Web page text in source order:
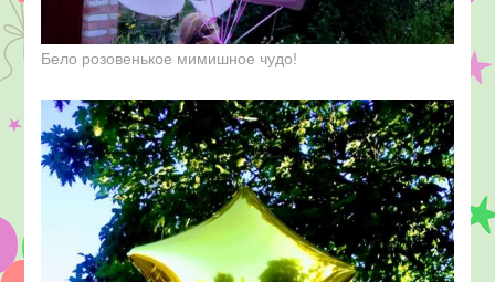
Бело розовенькое мимишное чудо!